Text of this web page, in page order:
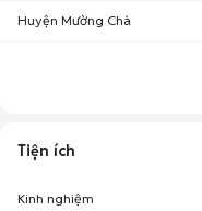
Huyện Mường Chà
Tiện ích
Kinh nghiệm